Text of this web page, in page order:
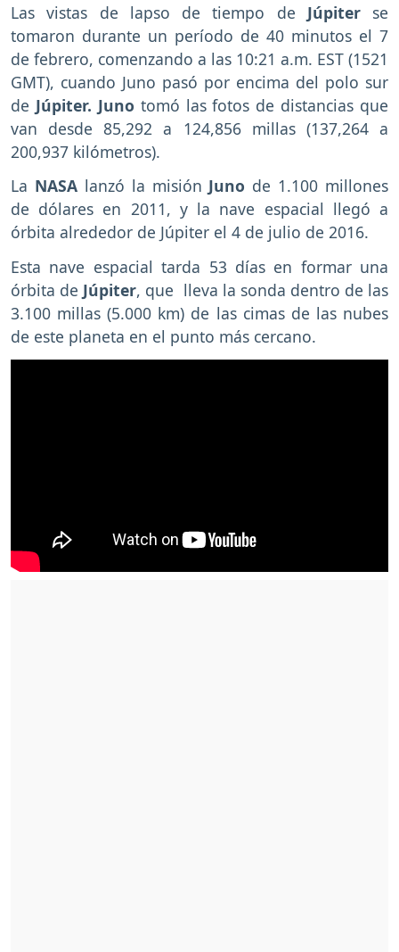
Las vistas de lapso de tiempo de Júpiterse
tomaron durante un período de 40 minutos el 7
de febrero, comenzando a las 10:21 a.m. EST (1521
GMT), cuando Juno pasó por encima del polo sur
de Júpiter. Juno tomó las fotos de distancias que
van desde 85,292 a 124,856 millas (137,264 a
200,937 kilómetros).
La NASAlanzó la misión Juno de 1.100 millones
de dólares en 2011, y la nave espacial llegó a
órbita alrededor de Júpiter el 4 de julio de 2016.
Esta nave espacial tarda 53 días en formar una
órbita de Júpiter, que lleva la sonda dentro de las
3.100 millas (5.000 km) de las cimas de las nubes
de este planeta en el punto más cercano.